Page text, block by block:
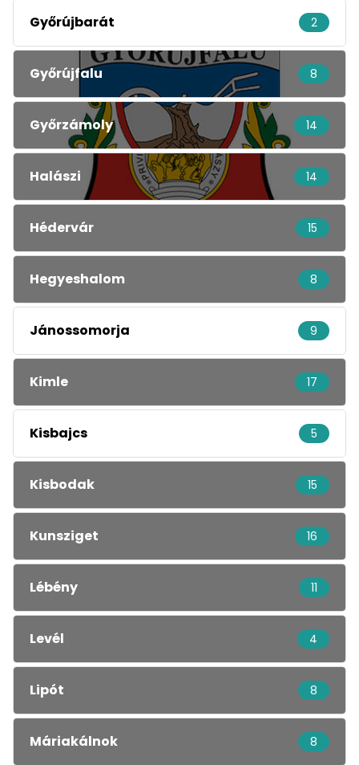
Győrújbarát 2
Győrújfalu 8
Győrzámoly 14
Halászi 14
Hédervár 15
Hegyeshalom 8
Jánossomorja 9
Kimle 17
Kisbajcs 5
Kisbodak 15
Kunsziget 16
Lébény 11
Levél 4
Lipót 8
Máriakálnok 8